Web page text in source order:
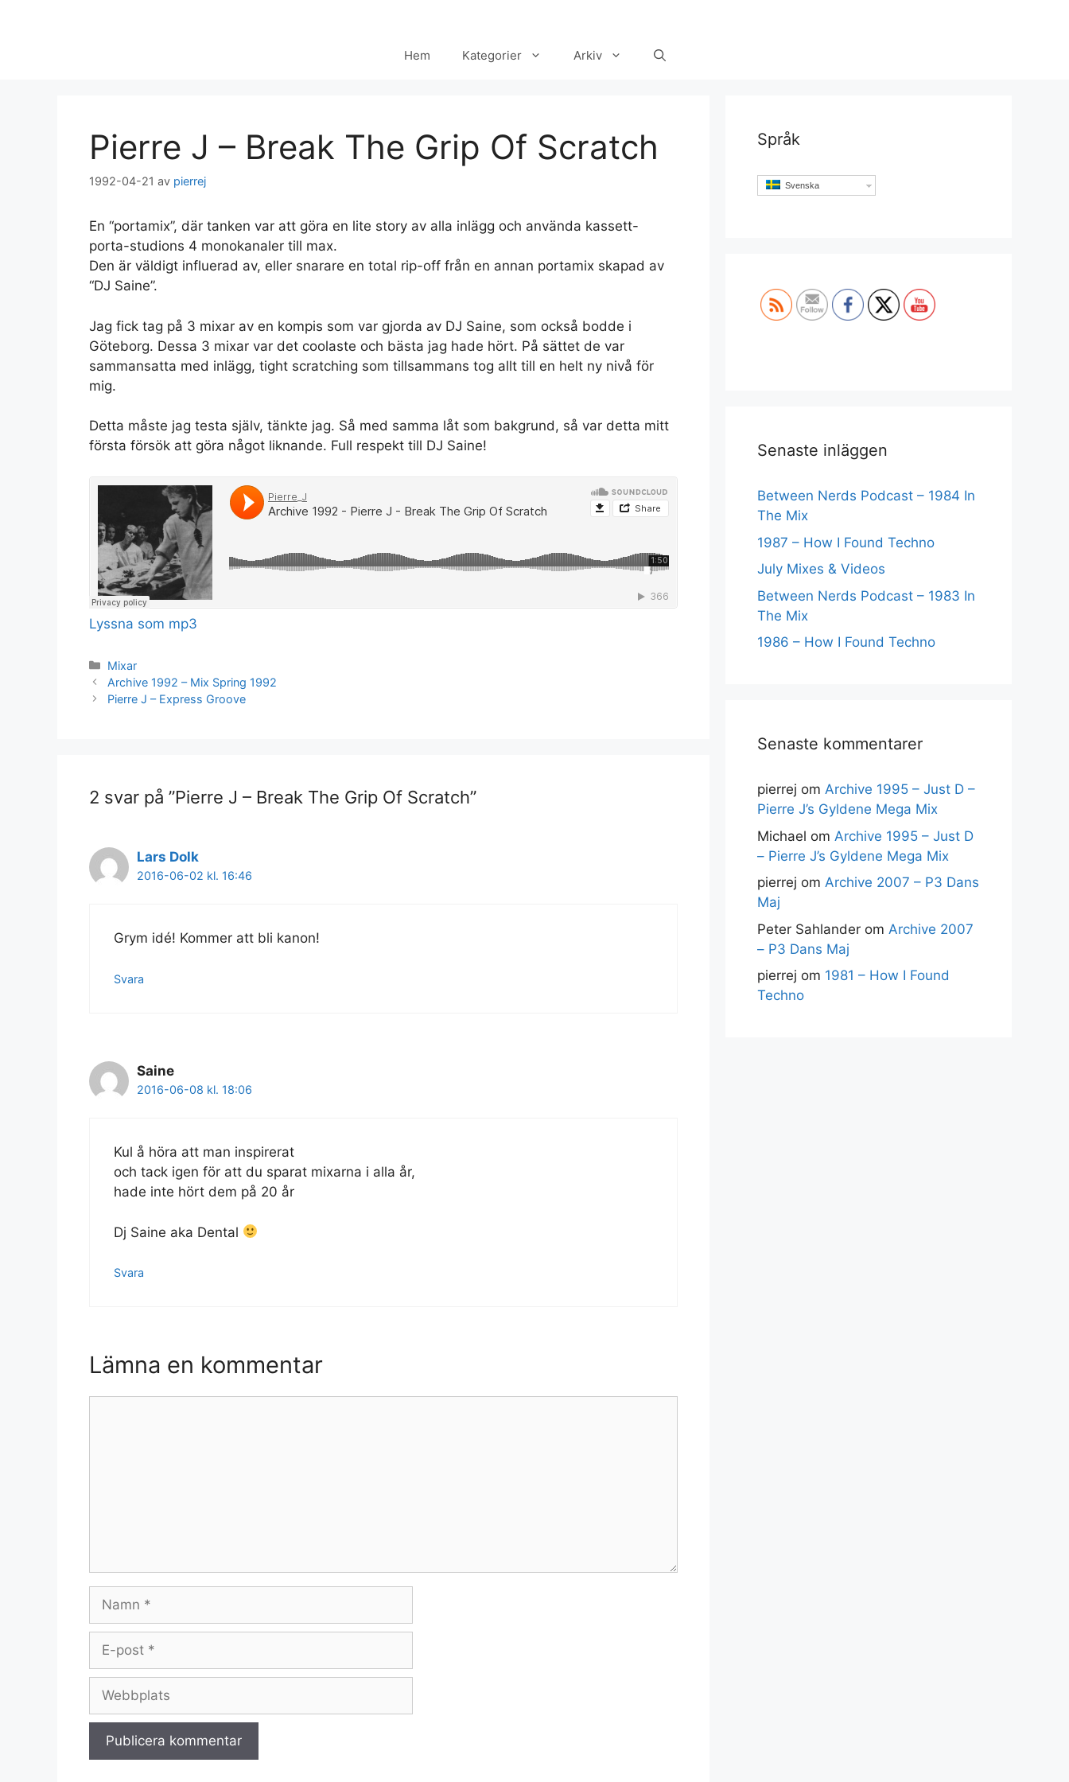
Hem Kategorier Arkiv
Pierre J – Break The Grip Of Scratch
1992-04-21 av pierrej
En “portamix”, där tanken var att göra en lite story av alla inlägg och använda kassett-
porta-studions 4 monokanaler till max.
Den är väldigt influerad av, eller snarare en total rip-off från en annan portamix skapad av
“DJ Saine”.
Jag fick tag på 3 mixar av en kompis som var gjorda av DJ Saine, som också bodde i
Göteborg. Dessa 3 mixar var det coolaste och bästa jag hade hört. På sättet de var
sammansatta med inlägg, tight scratching som tillsammans tog allt till en helt ny nivå för
mig.
Detta måste jag testa själv, tänkte jag. Så med samma låt som bakgrund, så var detta mitt
första försök att göra något liknande. Full respekt till DJ Saine!
Lyssna som mp3
Kategorier
Mixar
Archive 1992 – Mix Spring 1992
Pierre J – Express Groove
2 svar på ”Pierre J – Break The Grip Of Scratch”
Lars Dolk
2016-06-02 kl. 16:46
Grym idé! Kommer att bli kanon!
Svara
Saine
2016-06-08 kl. 18:06
Kul å höra att man inspirerat
och tack igen för att du sparat mixarna i alla år,
hade inte hört dem på 20 år
Dj Saine aka Dental
Svara
Lämna en kommentar
post
Språk
Svenska
Senaste inläggen
Between Nerds Podcast – 1984 In
The Mix
1987 – How I Found Techno
July Mixes & Videos
Between Nerds Podcast – 1983 In
The Mix
1986 – How I Found Techno
Senaste kommentarer
pierrej om Archive 1995 – Just D –
Pierre J’s Gyldene Mega Mix
Michael om Archive 1995 – Just D
– Pierre J’s Gyldene Mega Mix
pierrej om Archive 2007 – P3 Dans
Maj
Peter Sahlander om Archive 2007
– P3 Dans Maj
pierrej om 1981 – How I Found
Techno